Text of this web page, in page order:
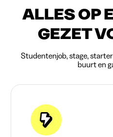
ALLES OP
GEZET
Studentenjob, stage,
buurt en